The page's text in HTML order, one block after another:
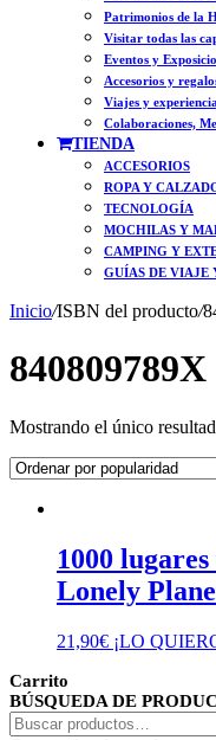
Patrimonios de la
Visitar todas las
Eventos y
Accesorios y
Viajes y
Colaboraciones,
TIENDA
ACCESORIOS
ROPA Y
TECNOLOGÍA
MOCHILAS Y
CAMPING Y
GUÍAS DE VIAJE
Inicio/ISBN del producto/
840809789X
Mostrando el único
1000
Lonely
21,90€ ¡LO
Carrito
BÚSQUEDA DE
Buscar